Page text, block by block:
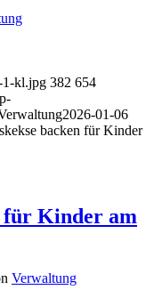
1-kl.jpg 382 654
2026-01-06
backen für Kinder
für Kinder am
Verwaltung